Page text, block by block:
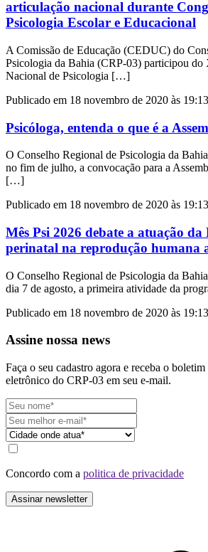
articulação nacional durante
Psicologia Escolar e Educacional
A Comissão de Educação (CEDUC) do
Psicologia da Bahia (CRP-03) participou
Nacional de Psicologia […]
Publicado em 18 novembro de 2020 às 19:13
Psicóloga, entenda o que é a
O Conselho Regional de Psicologia da
no fim de julho, a convocação para a
[…]
Publicado em 18 novembro de 2020 às 19:13
Mês Psi 2026 debate a atuação da
perinatal na reprodução humana
O Conselho Regional de Psicologia da
dia 7 de agosto, a primeira atividade da
Publicado em 18 novembro de 2020 às 19:13
Assine nossa news
Faça o seu cadastro agora e receba o boletim
eletrônico do CRP-03 em seu e-mail.
Concordo com a politica de privacidade